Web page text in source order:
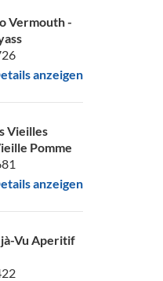
Vermouth -
anzeigen
Vieilles
Pomme
anzeigen
Vu Aperitif